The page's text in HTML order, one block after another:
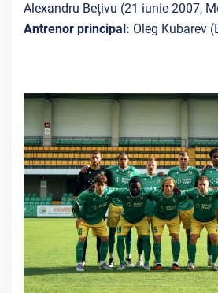
Alexandru Bețivu (21 iunie 2007,
Antrenor principal: Oleg Kubarev